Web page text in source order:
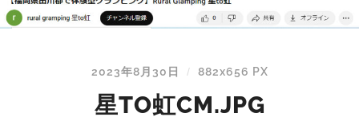
2023年8月30日 / 882x656 PX
星TO虹CM.JPG